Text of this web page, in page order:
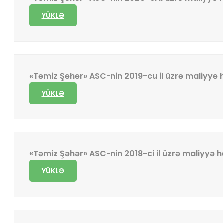
YÜKLƏ
«Təmiz Şəhər» ASC-nin 2019-cu il üzrə maliyyə
YÜKLƏ
«Təmiz Şəhər» ASC-nin 2018-ci il üzrə maliyyə
YÜKLƏ